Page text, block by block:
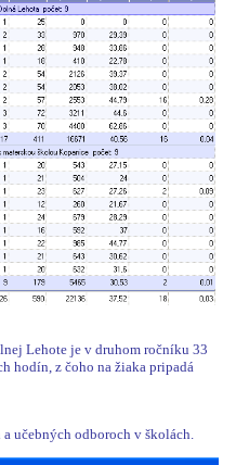
Lehote je v druhom ročníku 33
hodín, z čoho na žiaka pripadá
učebných odboroch v školách.